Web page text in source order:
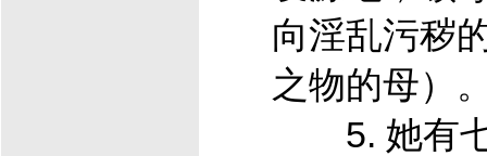
向淫乱污秽
之物的母）
5. 她有七